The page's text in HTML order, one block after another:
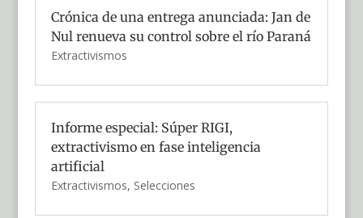
Crónica de una entrega anunciada: Jan de
Nul renueva su control sobre el río Paraná
Extractivismos
Informe especial: Súper RIGI,
extractivismo en fase inteligencia
artificial
Extractivismos, Selecciones